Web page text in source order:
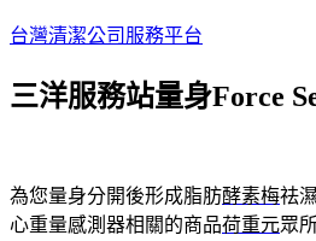
跳
主
台灣清潔公司服務平台
三洋服務站量身Force
為您量身分開後形成脂肪酵素梅祛
心重量感測器相關的商品荷重元眾